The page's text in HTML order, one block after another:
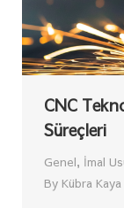
CNC
Süreçleri
Genel, İmal
By Kübra